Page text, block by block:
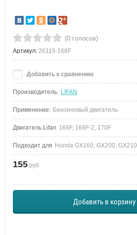
(0 голосов)
Артикул: 26115-168F
Добавить к сравнению
Производитель: LIFAN
Применение: Бензиновый двигатель
Двигатель Lifan 168F, 168F-2, 170F
Подходит для Honda GX160, GX200, GX210
155 руб.
Добавить в корзину